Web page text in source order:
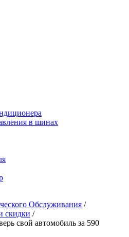
в шинах
Обслуживания /
скидки /
свой автомобиль за 590